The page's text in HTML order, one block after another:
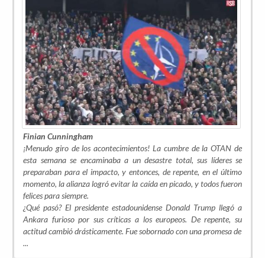
Finian Cunningham
¡Menudo giro de los acontecimientos! La cumbre de la OTAN de
esta semana se encaminaba a un desastre total, sus líderes se
preparaban para el impacto, y entonces, de repente, en el último
momento, la alianza logró evitar la caída en picado, y todos fueron
felices para siempre.
¿Qué pasó? El presidente estadounidense Donald Trump llegó a
Ankara furioso por sus críticas a los europeos. De repente, su
actitud cambió drásticamente. Fue sobornado con una promesa de
...